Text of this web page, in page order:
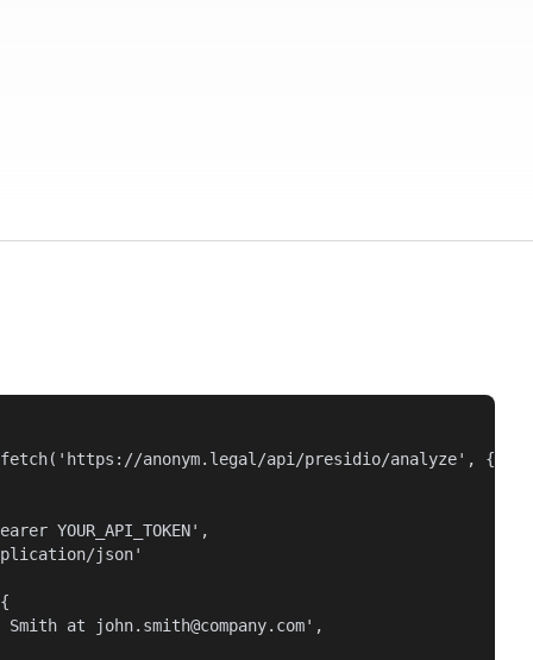
fetch('https://anonym.legal/api/presidio/analyze', {
YOUR_API_TOKEN',
json'
Smith at john.smith@company.com',